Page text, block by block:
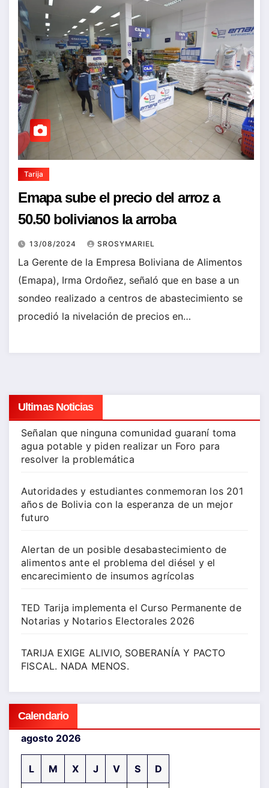
Tarija
Emapa sube el precio del arroz a
50.50 bolivianos la arroba
13/08/2024 SROSYMARIEL
La Gerente de la Empresa Boliviana de Alimentos
(Emapa), Irma Ordoñez, señaló que en base a un
sondeo realizado a centros de abastecimiento se
procedió la nivelación de precios en…
Ultimas Noticias
Señalan que ninguna comunidad guaraní toma
agua potable y piden realizar un Foro para
resolver la problemática
Autoridades y estudiantes conmemoran los 201
años de Bolivia con la esperanza de un mejor
futuro
Alertan de un posible desabastecimiento de
alimentos ante el problema del diésel y el
encarecimiento de insumos agrícolas
TED Tarija implementa el Curso Permanente de
Notarias y Notarios Electorales 2026
TARIJA EXIGE ALIVIO, SOBERANÍA Y PACTO
FISCAL. NADA MENOS.
Calendario
agosto 2026
L M X J V S D